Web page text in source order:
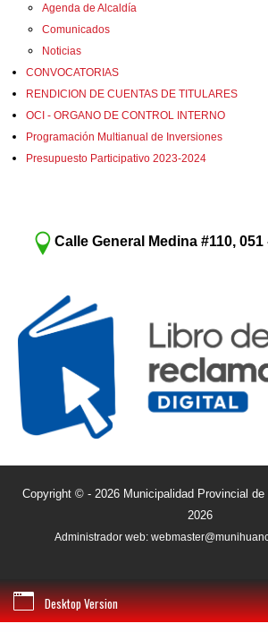
Agenda de Alcaldía
Comunicados
Noticias
CONVOCATORIAS
RENDICION DE CUENTAS DE TITULARES
OCI - ORGANO DE CONTROL INTERNO
Programación Multianual de Inversiones
Presupuesto Participativo 2023-2024
Calle General Medina #110,
Copyright © - 2026 Municipalidad Provincial de
2026
Administrador web:
Desktop Version